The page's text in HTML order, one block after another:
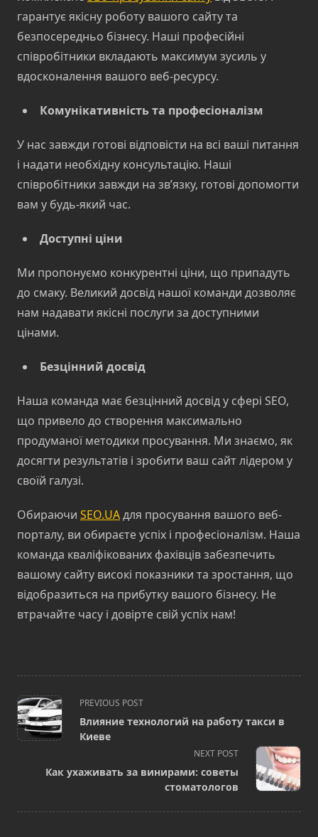
гарантує якісну роботу вашого сайту та
безпосередньо бізнесу. Наші професійні
співробітники вкладають максимум зусиль у
вдосконалення вашого веб-ресурсу.
Комунікативність та професіоналізм
У нас завжди готові відповісти на всі ваші питання
і надати необхідну консультацію. Наші
співробітники завжди на зв’язку, готові допомогти
вам у будь-який час.
Доступні ціни
Ми пропонуємо конкурентні ціни, що припадуть
до смаку. Великий досвід нашої команди дозволяє
нам надавати якісні послуги за доступними
цінами.
Безцінний досвід
Наша команда має безцінний досвід у сфері SEO,
що привело до створення максимально
продуманої методики просування. Ми знаємо, як
досягти результатів і зробити ваш сайт лідером у
своїй галузі.
Обираючи SEO.UAдля просування вашого веб-
порталу, ви обираєте успіх і професіоналізм. Наша
команда кваліфікованих фахівців забезпечить
вашому сайту високі показники та зростання, що
відобразиться на прибутку вашого бізнесу. Не
втрачайте часу і довірте свій успіх нам!
<span
class="nav-
subtitle
reader-
PREVIOUS POST
Влияние технологий на работу такси в
Киеве
NEXT POST
Как ухаживать за винирами: советы
стоматологов